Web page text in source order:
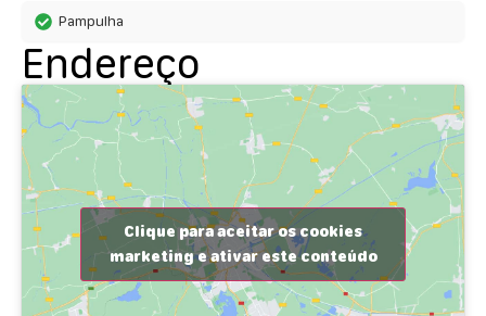
Pampulha
Endereço
Clique para aceitar os cookies
marketing e ativar este conteúdo